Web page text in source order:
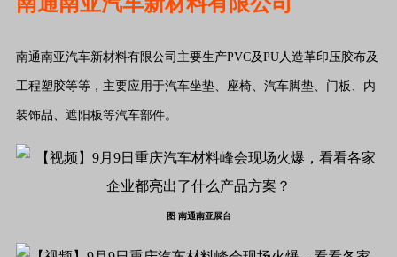
南通南亚汽车新材料有限公司主要生产PVC及PU人造革印压胶布及
工程塑胶等等，主要应用于汽车坐垫、座椅、汽车脚垫、门板、内
装饰品、遮阳板等汽车部件。
图 南通南亚展台